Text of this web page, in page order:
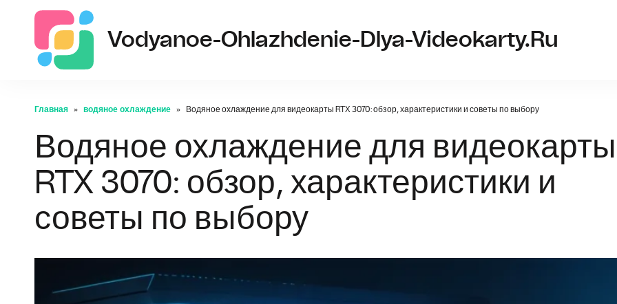
Vodyanoe-Ohlazhdenie-Dlya-Videokarty.ru
Главная водяное охлаждение Водяное охлаждение для видеокарты RTX 3070: обзор, характеристики и советы по выбору
Водяное охлаждение для видеокарты
RTX 3070: обзор, характеристики и
советы по выбору